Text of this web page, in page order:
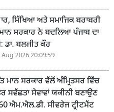
ਸਿੱਖਿਆ ਅਤੇ ਸਮਾਜਿਕ ਬਰਾਬਰੀ
ਸਰਕਾਰ ਨੇ ਬਦਲਿਆ ਪੰਜਾਬ ਦਾ
ਡਾ. ਬਲਜੀਤ ਕੌਰ
Aug 2026 20:09:59
ਮਾਨ ਸਰਕਾਰ ਵੱਲੋਂ ਅੰਮ੍ਰਿਤਸਰ ਵਿੱਚ
ਸਵੱਛਤਾ ਸੇਵਾਵਾਂ ਯਕੀਨੀ ਬਣਾਉਣ
ਐਮ.ਐਲ.ਡੀ. ਸੀਵਰੇਜ ਟ੍ਰੀਟਮੈਂਟ